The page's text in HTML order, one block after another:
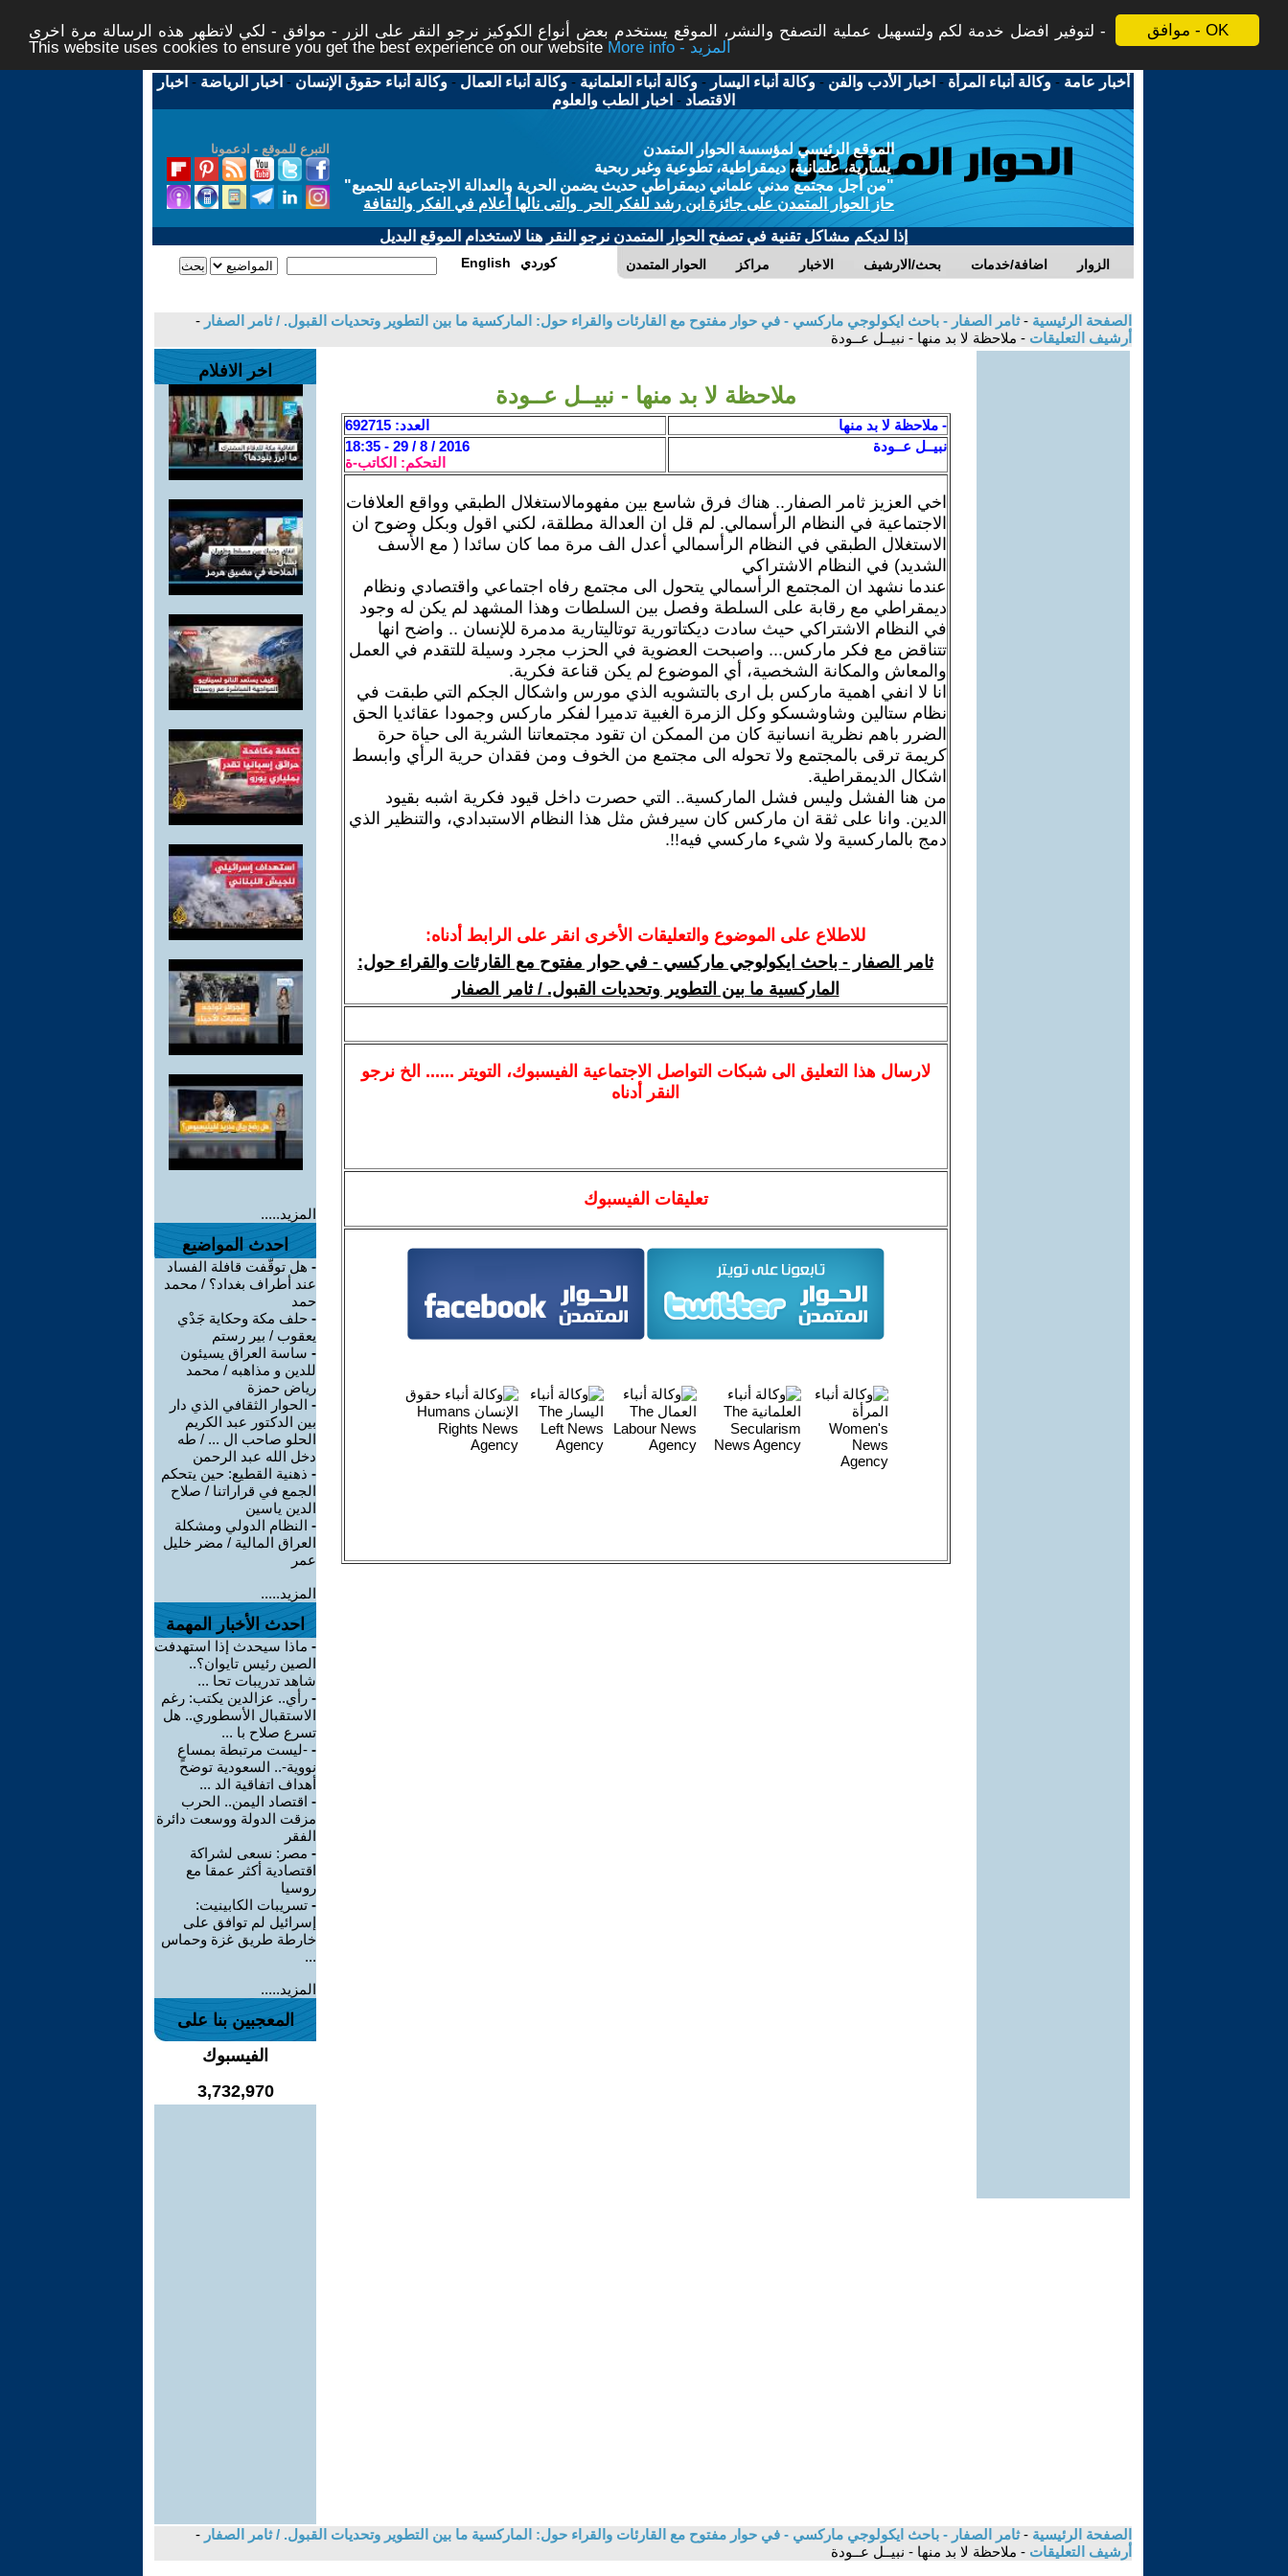
موافق - OK
لتوفير افضل خدمة لكم ولتسهيل عملية التصفح والنشر، الموقع يستخدم بعض أنواع الكوكيز نرجو النقر على الزر - موافق - لكي لاتظهر هذه الرسالة مرة اخرى -
This website uses cookies to ensure you get the best experience on our website
More info - المزيد
أخبار عامة -وكالة أنباء المرأة - اخبار الأدب والفن -وكالة أنباء اليسار -وكالة أنباء العلمانية -وكالة أنباء العمال -وكالة أنباء حقوق الإنسان - اخبار الرياضة - اخبار
الاقتصاد - اخبار الطب والعلوم
التبرع للموقع - ادعمونا
الموقع الرئيسي لمؤسسة الحوار المتمدن
يسارية، علمانية، ديمقراطية، تطوعية وغير ربحية
"من أجل مجتمع مدني علماني ديمقراطي حديث يضمن الحرية والعدالة الاجتماعية للجميع"
حاز الحوار المتمدن على جائزة ابن رشد للفكر الحر والتى نالها أعلام في الفكر والثقافة
إذا لديكم مشاكل تقنية في تصفح الحوار المتمدن نرجو النقر هنا لاستخدام الموقع البديل
الحوار المتمدن مراكز الاخبار بحث/الارشيف اضافة/خدمات الزوار English كوردي
الصفحة الرئيسية -ثامر الصفار - باحث ايكولوجي ماركسي - في حوار مفتوح مع القارئات والقراء حول: الماركسية ما بين التطوير وتحديات القبول. / ثامر الصفار -
أرشيف التعليقات - ملاحظة لا بد منها - نبيــل عــودة
ملاحظة لا بد منها - نبيــل عــودة
- ملاحظة لا بد منها
العدد: 692715
نبيــل عــودة
2016 / 8 / 29 - 18:35
التحكم: الكاتب-ة
اخي العزيز ثامر الصفار.. هناك فرق شاسع بين مفهومالاستغلال الطبقي وواقع العلافات
الاجتماعية في النظام الرأسمالي. لم قل ان العدالة مطلقة، لكني اقول وبكل وضوح ان
الاستغلال الطبقي في النظام الرأسمالي أعدل الف مرة مما كان سائدا ( مع الأسف
الشديد) في النظام الاشتراكي
عندما نشهد ان المجتمع الرأسمالي يتحول الى مجتمع رفاه اجتماعي واقتصادي ونظام
ديمقراطي مع رقابة على السلطة وفصل بين السلطات وهذا المشهد لم يكن له وجود
في النظام الاشتراكي حيث سادت ديكتاتورية توتاليتارية مدمرة للإنسان .. واضح انها
تتناقض مع فكر ماركس... واصبحت العضوية في الحزب مجرد وسيلة للتقدم في العمل
والمعاش والمكانة الشخصية، أي الموضوع لم يكن قناعة فكرية.
انا لا انفي اهمية ماركس بل ارى بالتشويه الذي مورس واشكال الجكم التي طبقت في
نظام ستالين وشاوشسكو وكل الزمرة الغبية تدميرا لفكر ماركس وجمودا عقائديا الحق
الضرر باهم نظرية انسانية كان من الممكن ان تقود مجتمعاتنا الشرية الى حياة حرة
كريمة ترقى بالمجتمع ولا تحوله الى مجتمع من الخوف ومن فقدان حرية الرأي وابسط
اشكال الديمقراطية.
من هنا الفشل وليس فشل الماركسية.. التي حصرت داخل قيود فكرية اشبه بقيود
الدين. وانا على ثقة ان ماركس كان سيرفش مثل هذا النظام الاستبدادي، والتنظير الذي
دمج بالماركسية ولا شيء ماركسي فيه!!.
للاطلاع على الموضوع والتعليقات الأخرى انقر على الرابط أدناه:
ثامر الصفار - باحث ايكولوجي ماركسي - في حوار مفتوح مع القارئات والقراء حول:
الماركسية ما بين التطوير وتحديات القبول. / ثامر الصفار
لارسالهذا التعليق الى شبكات التواصل الاجتماعية الفيسبوك، التويتر ...... الخ نرجو
النقر أدناه
تعليقات الفيسبوك
اخر الافلام
المزيد.....
احدث المواضيع
- هل توقّفت قافلة الفساد
عند أطراف بغداد؟ / محمد
حمد
- حلف مكة وحكاية جَدْي
يعقوب / بير رستم
- ساسة العراق يسيئون
للدين و مذاهبه / محمد
رياض حمزة
- الحوار الثقافي الذي دار
بين الدكتور عبد الكريم
الحلو صاحب ال ... / طه
دخل الله عبد الرحمن
- ذهنية القطيع: حين يتحكم
الجمع في قراراتنا / صلاح
الدين ياسين
- النظام الدولي ومشكلة
العراق المالية / مضر خليل
عمر
المزيد.....
احدث الأخبار المهمة
- ماذا سيحدث إذا استهدفت
الصين رئيس تايوان؟..
شاهد تدريبات تحا ...
- رأي.. عزالدين يكتب: رغم
الاستقبال الأسطوري.. هل
تسرع صلاح با ...
- -ليست مرتبطة بمساعٍ
نووية-.. السعودية توضح
أهداف اتفاقية الد ...
- اقتصاد اليمن.. الحرب
مزقت الدولة ووسعت دائرة
الفقر
- مصر: نسعى لشراكة
اقتصادية أكثر عمقا مع
روسيا
- تسريبات الكابينيت:
إسرائيل لم توافق على
خارطة طريق غزة وحماس
...
المزيد.....
المعجبين بنا على
الفيسبوك
3,732,970
الصفحة الرئيسية -ثامر الصفار - باحث ايكولوجي ماركسي - في حوار مفتوح مع القارئات والقراء حول: الماركسية ما بين التطوير وتحديات القبول. / ثامر الصفار -
أرشيف التعليقات - ملاحظة لا بد منها - نبيــل عــودة